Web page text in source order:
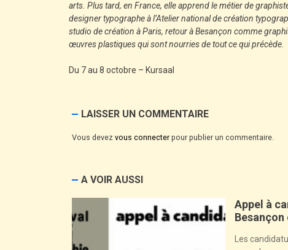
arts. Plus tard, en France, elle apprend le métier de
designer typographe à l’Atelier national de création
studio de création à Paris, retour à Besançon comme
œuvres plastiques qui sont nourries de tout ce qui précède.
Du 7 au 8 octobre – Kursaal
LAISSER UN COMMENTAIRE
Vous devez vous connecter pour publier un commentaire.
A VOIR AUSSI
Appel à
Les